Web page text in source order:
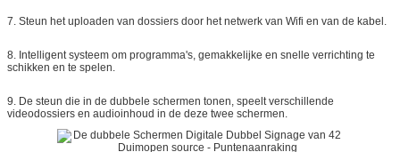
7. Steun het uploaden van dossiers door het netwerk van Wifi en van de kabel.
8. Intelligent systeem om programma's, gemakkelijke en snelle verrichting te
schikken en te spelen.
9. De steun die in de dubbele schermen tonen, speelt verschillende
videodossiers en audioinhoud in de deze twee schermen.